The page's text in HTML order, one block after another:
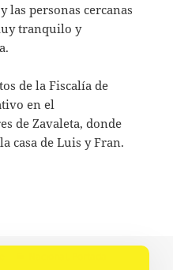
las personas cercanas
tranquilo y
de la Fiscalía de
en el
de Zavaleta, donde
casa de Luis y Fran.